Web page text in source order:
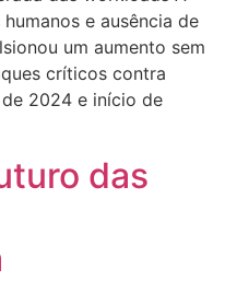
e ausência de
um aumento sem
críticos contra
2024 e início de
das